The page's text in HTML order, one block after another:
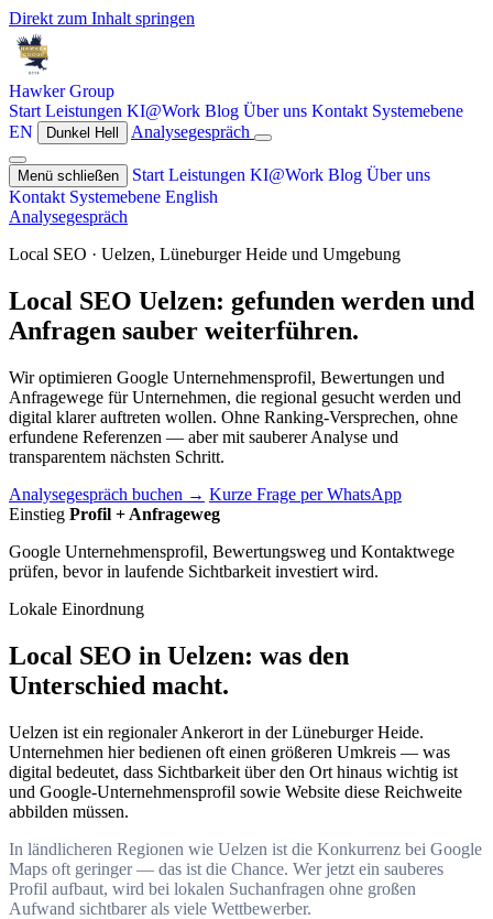
Direkt zum Inhalt springen
HawkerGroup
Start Leistungen KI@Work Blog Über uns Kontakt Systemebene
EN
Dunkel Hell Analysegespräch
Menü schließen Start Leistungen KI@Work Blog Über uns
Kontakt Systemebene English
Analysegespräch
Local SEO · Uelzen, Lüneburger Heide und Umgebung
Local SEO Uelzen: gefunden werden und
Anfragen sauber weiterführen.
Wir optimieren Google Unternehmensprofil, Bewertungen und
Anfragewege für Unternehmen, die regional gesucht werden und
digital klarer auftreten wollen. Ohne Ranking-Versprechen, ohne
erfundene Referenzen — aber mit sauberer Analyse und
transparentem nächsten Schritt.
Analysegespräch buchen → Kurze Frage per WhatsApp
Einstieg Profil + Anfrageweg
Google Unternehmensprofil, Bewertungsweg und Kontaktwege
prüfen, bevor in laufende Sichtbarkeit investiert wird.
Lokale Einordnung
Local SEO in Uelzen: was den
Unterschied macht.
Uelzen ist ein regionaler Ankerort in der Lüneburger Heide.
Unternehmen hier bedienen oft einen größeren Umkreis — was
digital bedeutet, dass Sichtbarkeit über den Ort hinaus wichtig ist
und Google-Unternehmensprofil sowie Website diese Reichweite
abbilden müssen.
In ländlicheren Regionen wie Uelzen ist die Konkurrenz bei Google
Maps oft geringer — das ist die Chance. Wer jetzt ein sauberes
Profil aufbaut, wird bei lokalen Suchanfragen ohne großen
Aufwand sichtbarer als viele Wettbewerber.